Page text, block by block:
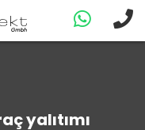
yalıtımı